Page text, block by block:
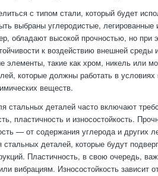
с типом стали, который будет
выбраны углеродистые,
обладают высокой прочностью, но при
к воздействию внешней среды
элементы, такие как хром, никель или
которые должны работать в
веществ.
стальных деталей часто включают
пластичность и износостойкость.
— от содержания углерода и других
стальных деталей, которые будут
Пластичность, в свою очередь,
вибрациям. Износостойкость зависит